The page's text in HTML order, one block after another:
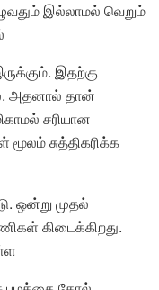
இல்லாமல் வெறும்
இதற்கு
அதனால் தான்
சரியான
சுத்திகரிக்க
ஒன்று முதல்
கிடைக்கிறது.